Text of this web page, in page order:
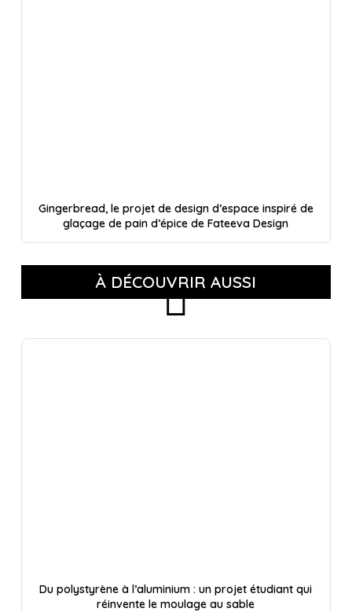
Gingerbread, le projet de design d’espace inspiré de
glaçage de pain d’épice de Fateeva Design
À DÉCOUVRIR AUSSI
Du polystyrène à l’aluminium : un projet étudiant qui
réinvente le moulage au sable